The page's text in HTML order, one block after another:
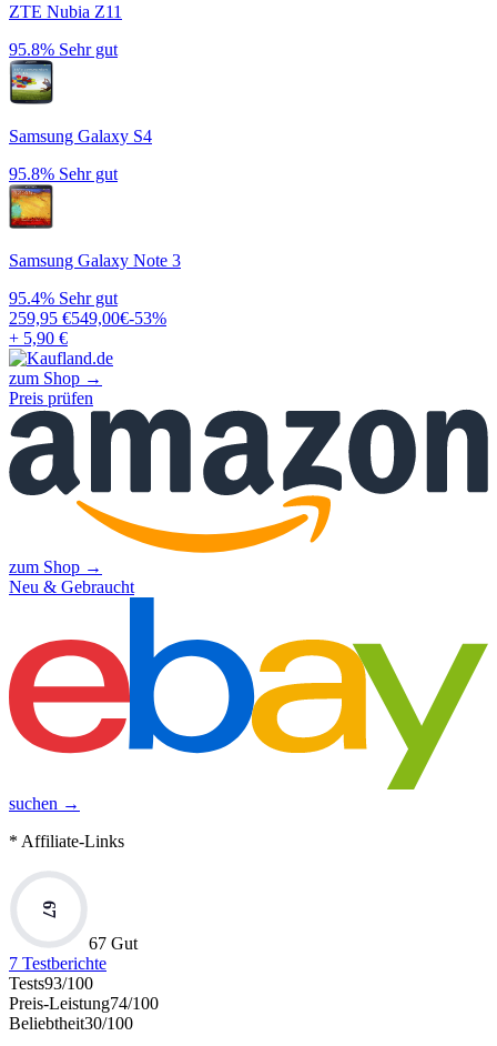
ZTE Nubia Z11
95.8% Sehr gut
Samsung Galaxy S4
95.8% Sehr gut
Samsung Galaxy Note 3
95.4% Sehr gut
259,95 €549,00€-53%
+ 5,90 €
zum Shop →
Preis prüfen
zum Shop →
Neu & Gebraucht
suchen →
* Affiliate-Links
67
67 Gut
7 Testberichte
Tests93/100
Preis-Leistung74/100
Beliebtheit30/100